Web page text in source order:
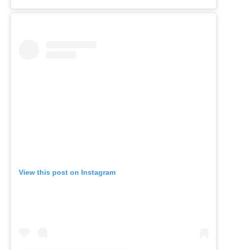
View this post on Instagram